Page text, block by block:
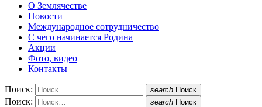
О Землячестве
Новости
Международное сотрудничество
С чего начинается Родина
Акции
Фото, видео
Контакты
Поиск: search Поиск
Поиск: search Поиск